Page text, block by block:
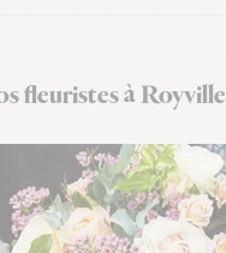
fleuristes à Royville